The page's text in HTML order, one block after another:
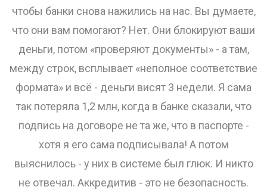
чтобы банки снова нажились на нас. Вы думаете,
что они вам помогают? Нет. Они блокируют ваши
деньги, потом «проверяют документы» - а там,
между строк, всплывает «неполное соответствие
формата» и всё - деньги висят 3 недели. Я сама
так потеряла 1,2 млн, когда в банке сказали, что
подпись на договоре не та же, что в паспорте -
хотя я его сама подписывала! А потом
выяснилось - у них в системе был глюк. И никто
не отвечал. Аккредитив - это не безопасность.